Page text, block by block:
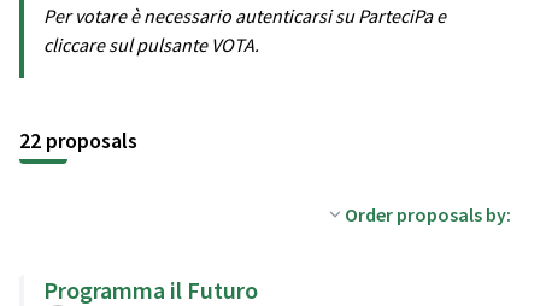
Per votare è necessario autenticarsi su ParteciPa e
cliccare sul pulsante VOTA.
22 proposals
Order proposals by:
Programma il Futuro